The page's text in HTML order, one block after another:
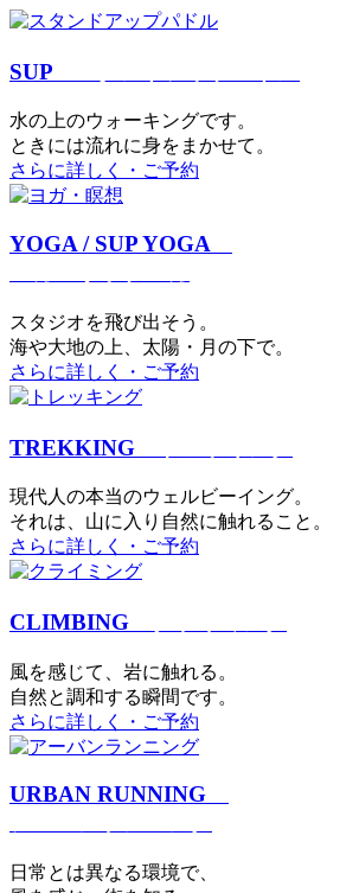
SUP
⽔の上のウォーキングです。
ときには流れに身をまかせて。
さらに詳しく・ご予約
YOGA / SUP YOGA
スタジオを⾶び出そう。
海や大地の上、太陽・⽉の下で。
さらに詳しく・ご予約
TREKKING
現代⼈の本当のウェルビーイング。
それは、⼭に⼊り⾃然に触れること。
さらに詳しく・ご予約
CLIMBING
⾵を感じて、岩に触れる。
⾃然と調和する瞬間です。
さらに詳しく・ご予約
URBAN RUNNING
日常とは異なる環境で、